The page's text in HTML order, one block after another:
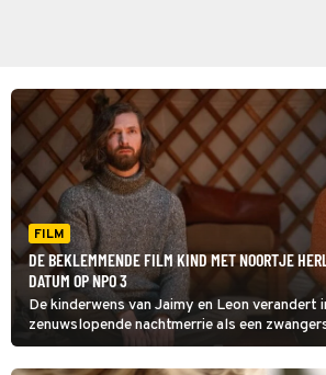
FILM
DE BEKLEMMENDE FILM KIND MET NOORTJE
DATUM OP NPO 3
De kinderwens van Jaimy en Leon verandert
zenuwslopende nachtmerrie als een
vanzelfsprekend blijkt. Hun zoektocht naar
steeds verder een wereld van alternatieve